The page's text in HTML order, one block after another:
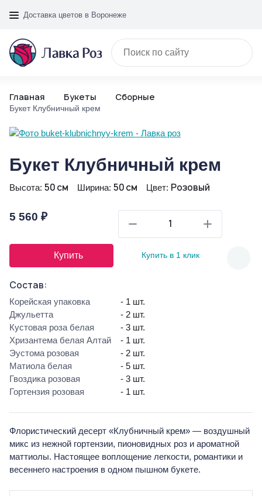
Доставка цветов в Воронеже
Главная Букеты Сборные
Букет Клубничный крем
Букет Клубничный крем
Высота: 50 см Ширина: 50 см Цвет: Розовый
5 560 ₽
Купить Купить в 1 клик
Состав:
Корейская упаковка
- 1 шт.
Джульетта
- 2 шт.
Кустовая роза белая
- 3 шт.
Хризантема белая Алтай
- 1 шт.
Эустома розовая
- 2 шт.
Матиола белая
- 5 шт.
Гвоздика розовая
- 3 шт.
Гортензия розовая
- 1 шт.
Флористический десерт «Клубничный крем» — воздушный
микс из нежной гортензии, пионовидных роз и ароматной
маттиолы. Настоящее воплощение легкости, романтики и
весеннего настроения в одном пышном букете.